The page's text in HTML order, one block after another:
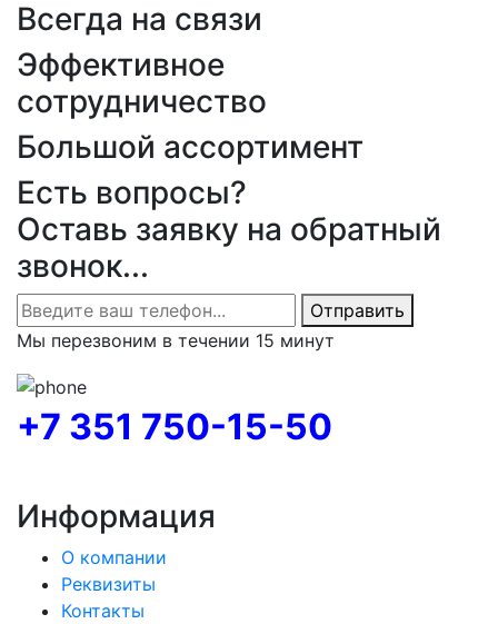
Всегда на связи
Эффективное
сотрудничество
Большой ассортимент
Есть вопросы?
Оставь заявку на обратный
звонок...
Отправить
Мы перезвоним в течении 15 минут
+7 351 750-15-50
Информация
О компании
Реквизиты
Контакты